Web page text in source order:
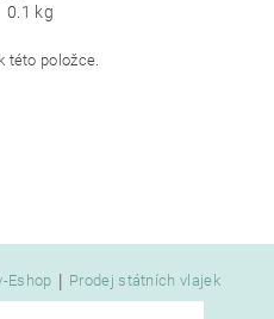
0.1 kg
této položce.
Eshop | Prodej státních vlajek